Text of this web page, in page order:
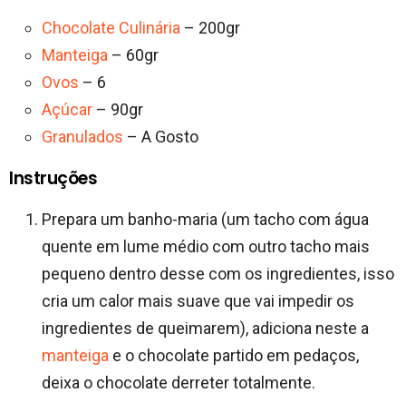
Chocolate Culinária – 200gr
Manteiga – 60gr
Ovos – 6
Açúcar – 90gr
Granulados – A Gosto
Instruções
Prepara um banho-maria (um tacho com água
quente em lume médio com outro tacho mais
pequeno dentro desse com os ingredientes, isso
cria um calor mais suave que vai impedir os
ingredientes de queimarem), adiciona neste a
manteiga e o chocolate partido em pedaços,
deixa o chocolate derreter totalmente.